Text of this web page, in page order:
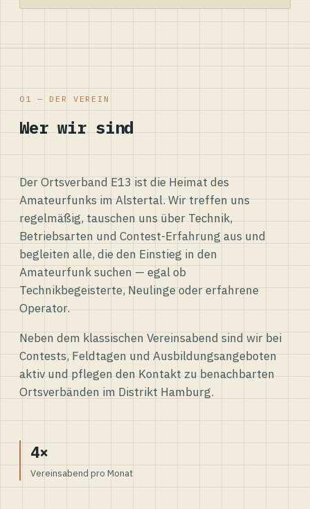
01 — DER VEREIN
Wer wir sind
Der Ortsverband E13 ist die Heimat des
Amateurfunks im Alstertal. Wir treffen uns
regelmäßig, tauschen uns über Technik,
Betriebsarten und Contest-Erfahrung aus und
begleiten alle, die den Einstieg in den
Amateurfunk suchen — egal ob
Technikbegeisterte, Neulinge oder erfahrene
Operator.
Neben dem klassischen Vereinsabend sind wir bei
Contests, Feldtagen und Ausbildungsangeboten
aktiv und pflegen den Kontakt zu benachbarten
Ortsverbänden im Distrikt Hamburg.
4×
Vereinsabend pro Monat